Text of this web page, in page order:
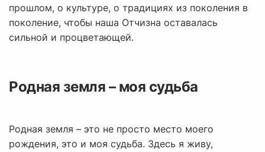
прошлом, о культуре, о традициях из поколения в
поколение, чтобы наша Отчизна оставалась
сильной и процветающей.
Родная земля – моя судьба
Родная земля – это не просто место моего
рождения, это и моя судьба. Здесь я живу,